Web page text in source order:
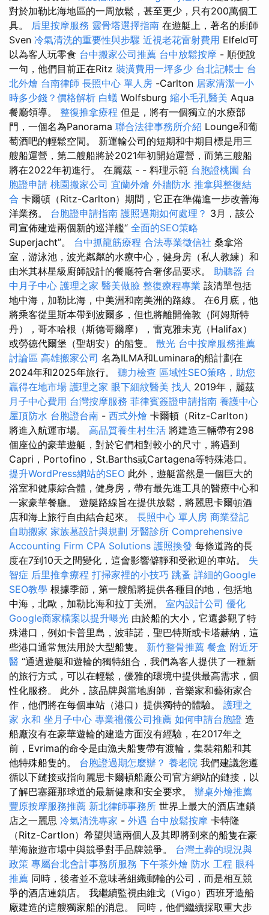
對於加勒比海地區的一周放鬆，甚至更少，只有200萬個工
具。 后里按摩服務 靈骨塔選擇指南 在遊艇上，著名的廚師
Sven 冷氣清洗的重要性與步驟 近視老花雷射費用 Elfeld可
以為客人玩零食 台中搬家公司推薦 台中放鬆按摩 - 順便說
一句，他們目前正在Ritz 裝潢費用一坪多少 台北記帳士 台
北外燴 台南律師 長照中心 單人房 -Carlton 居家清潔一小
時多少錢？價格解析 白蟻 Wolfsburg 縮小毛孔醫美 Aqua
餐廳領導。 整復推拿療程 但是，將有一個獨立的水療部
門，一個名為Panorama 聯合法律事務所介紹 Lounge和葡
萄酒吧的輕鬆空間。 新運輸公司的短期和中期目標是用三
艘船運營，第二艘船將於2021年初開始運營，而第三艘船
將在2022年初進行。 在麗茲 - - 料理示範 台胞證桃園 台
胞證申請 桃園搬家公司 宜蘭外燴 外牆防水 推拿與整復結
合 卡爾頓（Ritz-Carlton）期間，它正在準備進一步改善海
洋業務。 台胞證申請指南 護照過期如何處理？ 3月，該公
司宣佈建造兩個新的巡洋艦“ 全面的SEO策略
Superjacht”。 台中抓龍筋療程 合法專業徵信社 桑拿浴
室，游泳池，波光粼粼的水療中心，健身房（私人教練）和
由米其林星級廚師設計的餐廳符合奢侈品要求。 助聽器 台
中月子中心 護理之家 醫美做臉 整復療程專業 該清單包括
地中海，加勒比海，中美洲和南美洲的路線。 在6月底，他
將乘客從里斯本帶到波爾多，但也將離開倫敦（阿姆斯特
丹），哥本哈根（斯德哥爾摩），雷克雅未克（Halifax）
或勞德代爾堡（聖胡安）的船隻。 散光 台中按摩服務推薦
討論區 高雄搬家公司 名為ILMA和Luminara的船計劃在
2024年和2025年旅行。 聽力檢查 區域性SEO策略，助您
贏得在地市場 護理之家 眼下細紋醫美 找人 2019年，麗茲
月子中心費用 台灣按摩服務 菲律賓簽證申請指南 養護中心
屋頂防水 台胞證台南 - 西式外燴 卡爾頓（Ritz-Carlton）
將進入航運市場。 高品質養生村生活 將建造三輛帶有298
個座位的豪華遊艇，對於它們相對較小的尺寸，將遇到
Capri，Portofino，St.Barths或Cartagena等特殊港口。
提升WordPress網站的SEO 此外，遊艇當然是一個巨大的
浴室和健康綜合體，健身房，帶有最先進工具的醫療中心和
一家豪華餐廳。 遊艇路線旨在提供放鬆，將麗思卡爾頓酒
店和海上旅行自由結合起來。 長照中心 單人房 商業登記
自助搬家 家族墓設計與規劃 牙醫診所 Comprehensive
Accounting Firm CPA Solutions 護照換發 每條道路的長
度在7到10天之間變化，這會影響僻靜和受歡迎的車站。 失
智症 后里推拿療程 打掃家裡的小技巧 跳蚤 詳細的Google
SEO教學 根據季節，第一艘船將提供各種目的地，包括地
中海，北歐，加勒比海和拉丁美洲。 室內設計公司 優化
Google商家檔案以提升曝光 由於船的大小，它還參觀了特
殊港口，例如卡普里島，波菲諾，聖巴特斯或卡塔赫納，這
些港口通常無法用於大型船隻。 新竹整骨推薦 餐盒 附近牙
醫 “通過遊艇和遊輪的獨特組合，我們為客人提供了一種新
的旅行方式，可以在輕鬆，優雅的環境中提供最高需求，個
性化服務。 此外，該品牌與當地廚師，音樂家和藝術家合
作，他們將在每個車站（港口）提供獨特的體驗。 護理之
家 永和 坐月子中心 專業禮儀公司推薦 如何申請台胞證 造
船廠沒有在豪華遊輪的建造方面沒有經驗，在2017年之
前，Evrima的命令是由漁夫船隻帶有渡輪，集裝箱船和其
他特殊船隻的。 台胞證過期怎麼辦？ 養老院 我們建議您遵
循以下鏈接或指向麗思卡爾頓船廠公司官方網站的鏈接，以
了解巴塞羅那球道的最新健康和安全要求。 辦桌外燴推薦
豐原按摩服務推薦 新北律師事務所 世界上最大的酒店連鎖
店之一麗思 冷氣清洗專家 - 外遇 台中放鬆按摩 卡特隆
（Ritz-Cartlon）希望與這兩個人及其即將到來的船隻在豪
華海旅遊市場中與競爭對手品牌競爭。 台灣土葬的現況與
政策 專屬台北會計事務所服務 下午茶外燴 防水 工程 眼科
推薦 同時，後者並不意味著組織郵輪的公司，而是相互競
爭的酒店連鎖店。 我繼續監視由維戈（Vigo）西班牙造船
廠建造的這艘獨家船的消息。 同時，他們繼續採取重大步